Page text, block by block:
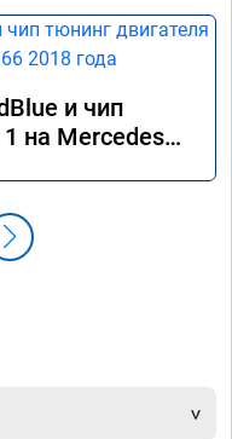
и чип
на Mercedes